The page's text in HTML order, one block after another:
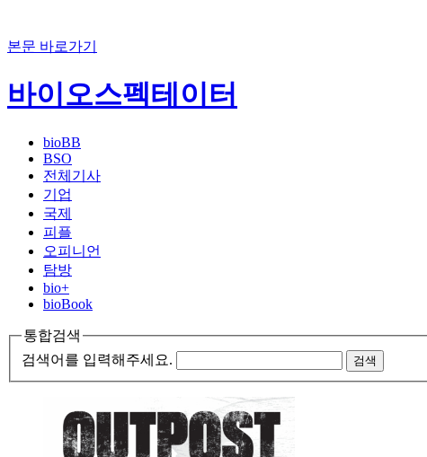
본문 바로가기
바이오스펙테이터
bioBB
BSO
전체기사
기업
국제
피플
오피니언
탐방
bio+
bioBook
통합검색
검색어를 입력해주세요.
검색